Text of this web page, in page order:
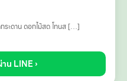
ระดาน ดอกไม้สด โทนส […]
น LINE ›